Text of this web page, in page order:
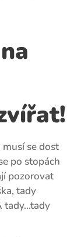
musí se dost
po stopách
pozorovat
tady
tady...tady